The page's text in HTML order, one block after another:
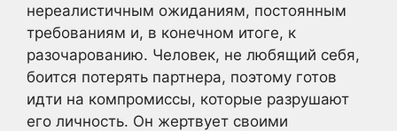
нереалистичным ожиданиям, постоянным
требованиям и, в конечном итоге, к
разочарованию. Человек, не любящий себя,
боится потерять партнера, поэтому готов
идти на компромиссы, которые разрушают
его личность. Он жертвует своими